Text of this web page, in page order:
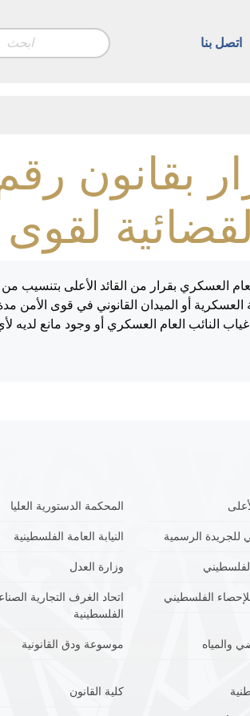
اتصل بنا
أمام القائد الأعلى بحضور رئيس الهيئة. 5. في حال غياب النائب
المحكمة الدستورية العليا
للجريدة الرسمية النيابة العامة الفلسطينية
وزارة العدل
الفلسطيني
اتحاد الغرف التجارية
الفلسطينية
والمياه موسوعة ودق القانونية
كلية القانون